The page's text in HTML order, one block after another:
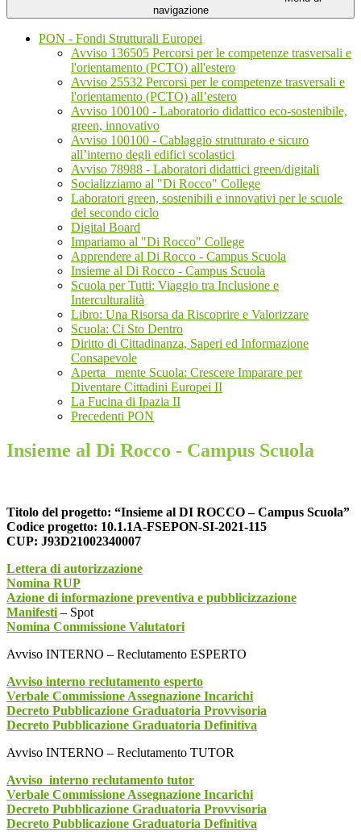
navigazione
PON - Fondi Strutturali Europei
Avviso 136505 Percorsi per le competenze trasversali e
l'orientamento (PCTO) all'estero
Avviso 25532 Percorsi per le competenze trasversali e
l'orientamento (PCTO) all’estero
Avviso 100100 - Laboratorio didattico eco-sostenibile,
green, innovativo
Avviso 100100 - Cablaggio strutturato e sicuro
all’interno degli edifici scolastici
Avviso 78988 - Laboratori didattici green/digitali
Socializziamo al "Di Rocco" College
Laboratori green, sostenibili e innovativi per le scuole
del secondo ciclo
Digital Board
Impariamo al "Di Rocco" College
Apprendere al Di Rocco - Campus Scuola
Insieme al Di Rocco - Campus Scuola
Scuola per Tutti: Viaggio tra Inclusione e
Interculturalità
Libro: Una Risorsa da Riscoprire e Valorizzare
Scuola: Ci Sto Dentro
Diritto di Cittadinanza, Saperi ed Informazione
Consapevole
Aperta _mente Scuola: Crescere Imparare per
Diventare Cittadini Europei II
La Fucina di Ipazia II
Precedenti PON
Insieme al Di Rocco - Campus Scuola
Titolo del progetto: “Insieme al DI ROCCO – Campus Scuola”
Codice progetto: 10.1.1A-FSEPON-SI-2021-115
CUP: J93D21002340007
Lettera di autorizzazione
Nomina RUP
Azione di informazione preventiva e pubblicizzazione
Manifesti – Spot
Nomina Commissione Valutatori
Avviso INTERNO – Reclutamento ESPERTO
Avviso interno reclutamento esperto
Verbale Commissione Assegnazione Incarichi
Decreto Pubblicazione Graduatoria Provvisoria
Decreto Pubblicazione Graduatoria Definitiva
Avviso INTERNO – Reclutamento TUTOR
Avviso interno reclutamento tutor
Verbale Commissione Assegnazione Incarichi
Decreto Pubblicazione Graduatoria Provvisoria
Decreto Pubblicazione Graduatoria Definitiva